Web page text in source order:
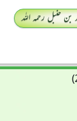
حنبل رحمہ اللہ